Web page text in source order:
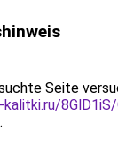
Seite